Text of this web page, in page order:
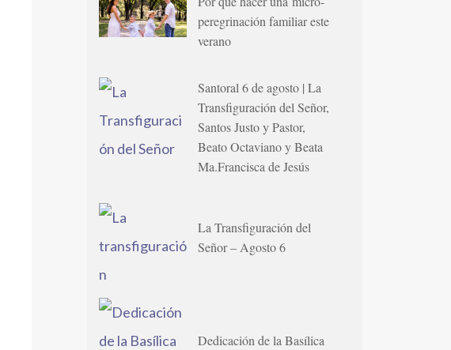
peregrinación familiar este
verano
Santoral 6 de agosto | La
Transfiguración del Señor,
Santos Justo y Pastor,
Beato Octaviano y Beata
Ma.Francisca de Jesús
La Transfiguración del
Señor – Agosto 6
Dedicación de la Basílica